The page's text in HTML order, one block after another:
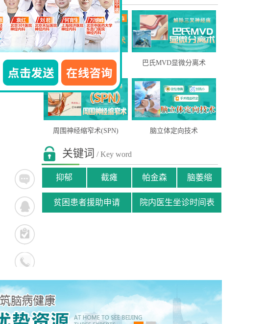
脑深部电刺激疗法(DBS) 巴氏MVD显微分离术
周围神经缩窄术(SPN) 脑立体定向技术
关键词 / Key word
抑郁 截瘫 帕金森 脑萎缩
贫困患者援助申请 院内医生坐诊时间表